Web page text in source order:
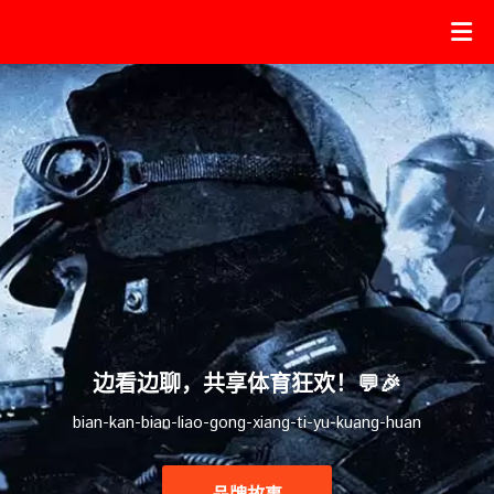
边看边聊，共享体育狂欢！💬🎉
bian-kan-bian-liao-gong-xiang-ti-yu-kuang-huan